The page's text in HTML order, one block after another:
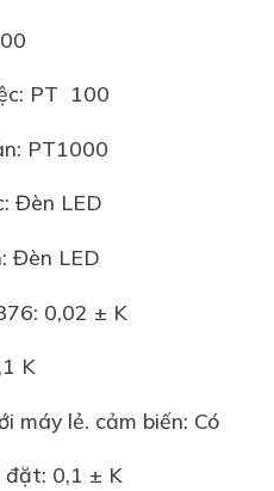
PT 100
PT1000
Đèn LED
Đèn LED
0,02 ± K
K
máy lẻ. cảm biến: Có
đặt: 0,1 ± K